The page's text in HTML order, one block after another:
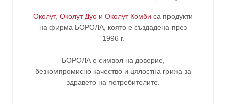
Околут, Околут Дуо и Околут Комби са продукти
на фирма БОРОЛА , която е създадена през
1996 г.
БОРОЛА е символ на доверие,
безкомпромисно качество и цялостна грижа за
здравето на потребителите